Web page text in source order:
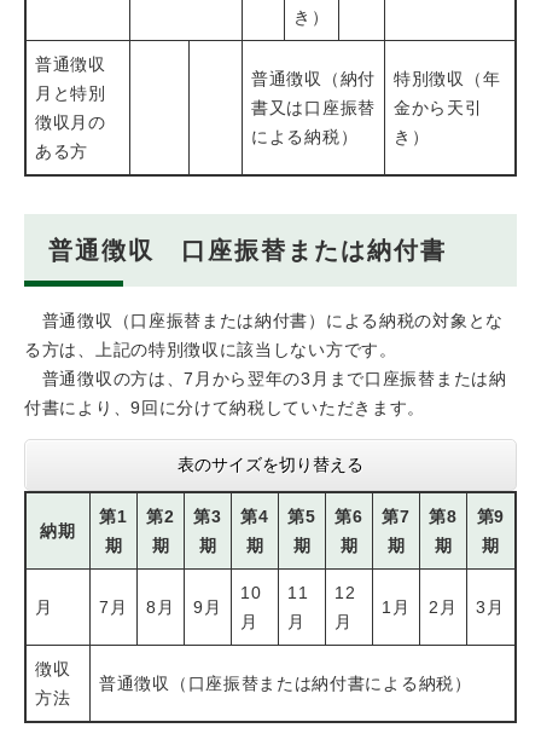
き）
普通徴収
月と特別
徴収月の
ある方
普通徴収（納付
書又は口座振替
による納税）
特別徴収（年
金から天引
き）
普通徴収 口座振替または納付書
普通徴収（口座振替または納付書）による納税の対象とな
る方は、上記の特別徴収に該当しない方です。
普通徴収の方は、7月から翌年の3月まで口座振替または納
付書により、9回に分けて納税していただきます。
表のサイズを切り替える
納期
第1
期
第2
期
第3
期
第4
期
第5
期
第6
期
第7
期
第8
期
第9
期
月 7月 8月 9月
10
月
11
月
12
月
1月 2月 3月
徴収
方法
普通徴収（口座振替または納付書による納税）